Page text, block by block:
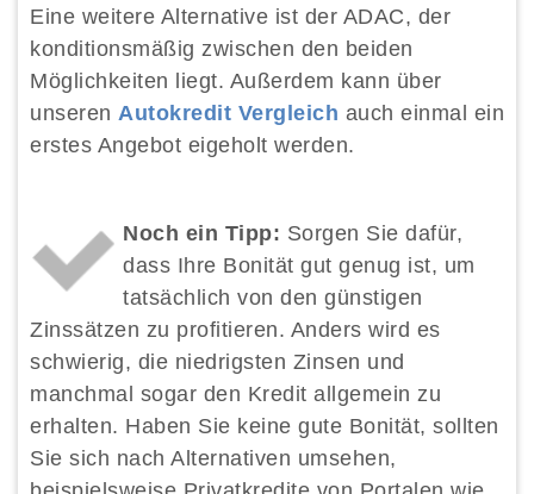
Eine weitere Alternative ist der ADAC, der
konditionsmäßig zwischen den beiden
Möglichkeiten liegt. Außerdem kann über
unseren Autokredit Vergleich auch einmal ein
erstes Angebot eigeholt werden.
Noch ein Tipp: Sorgen Sie dafür,
dass Ihre Bonität gut genug ist, um
tatsächlich von den günstigen
Zinssätzen zu profitieren. Anders wird es
schwierig, die niedrigsten Zinsen und
manchmal sogar den Kredit allgemein zu
erhalten. Haben Sie keine gute Bonität, sollten
Sie sich nach Alternativen umsehen,